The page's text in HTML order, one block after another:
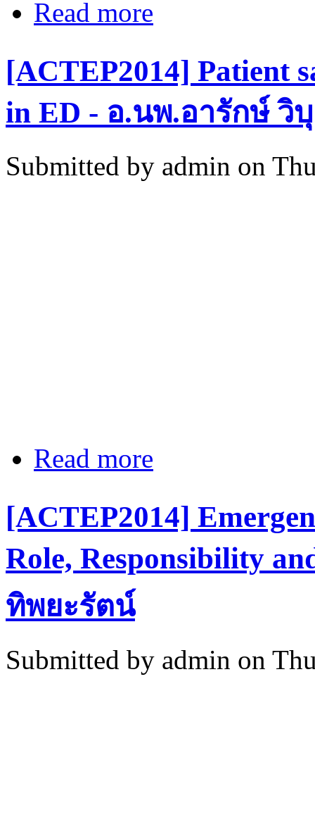
Read more
[ACTEP2014] Patient
in ED - อ.นพ.อารักษ์ วิ
Submitted by admin on
Read more
[ACTEP2014]
Role, Responsibility
ทิพยะรัตน์
Submitted by admin on